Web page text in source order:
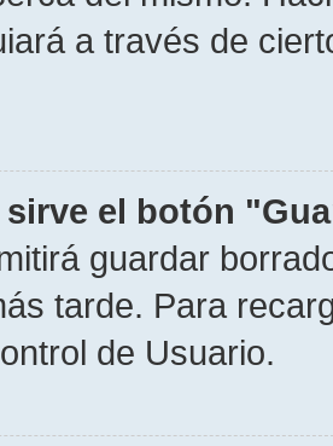
a través de
sirve el botón
guardar
tarde. Para
de Usuario.